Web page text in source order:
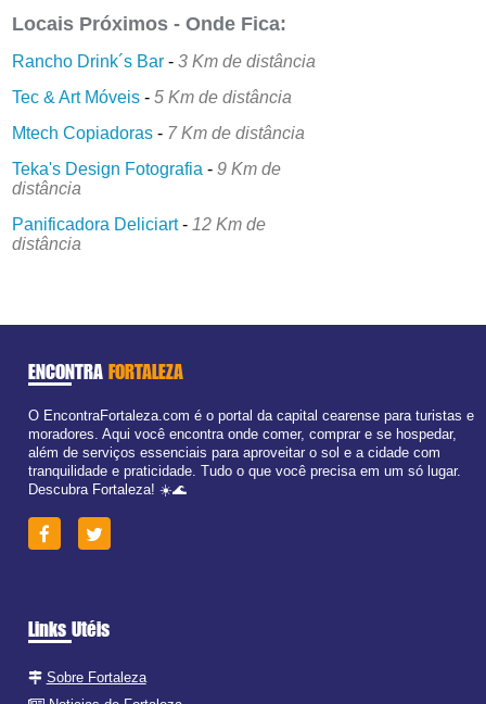
Locais Próximos - Onde Fica:
Rancho Drink´s Bar -3 Km de distância
Tec & Art Móveis -5 Km de distância
Mtech Copiadoras - 7 Km de distância
Teka's Design Fotografia -9 Km de
distância
Panificadora Deliciart- 12 Km de
distância
ENCONTRA FORTALEZA
O EncontraFortaleza.com é o portal da capital cearense para turistas e
moradores. Aqui você encontra onde comer, comprar e se hospedar,
além de serviços essenciais para aproveitar o sol e a cidade com
tranquilidade e praticidade. Tudo o que você precisa em um só lugar.
Descubra Fortaleza! ☀️🌊
Links Utéis
Sobre Fortaleza